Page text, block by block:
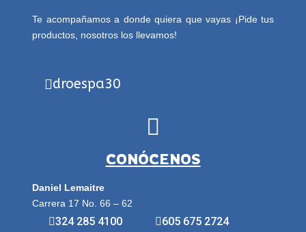
Te acompañamos a donde quiera que vayas ¡Pide tus
productos, nosotros los llevamos!
droespa30
CONÓCENOS
Daniel Lemaitre
Carrera 17 No. 66 – 62
324 285 4100 605 675 2724